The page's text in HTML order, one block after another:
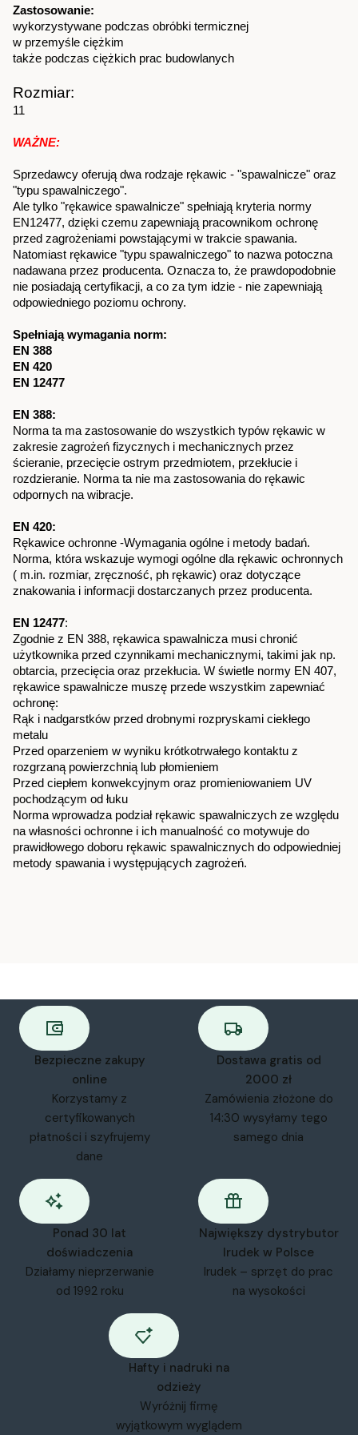
Zastosowanie:
wykorzystywane podczas obróbki termicznej
w przemyśle ciężkim
także podczas ciężkich prac budowlanych
Rozmiar:
11
WAŻNE:
Sprzedawcy oferują dwa rodzaje rękawic - "spawalnicze" oraz
"typu spawalniczego".
Ale tylko "rękawice spawalnicze" spełniają kryteria normy
EN12477, dzięki czemu zapewniają pracownikom ochronę
przed zagrożeniami powstającymi w trakcie spawania.
Natomiast rękawice "typu spawalniczego" to nazwa potoczna
nadawana przez producenta. Oznacza to, że prawdopodobnie
nie posiadają certyfikacji, a co za tym idzie - nie zapewniają
odpowiedniego poziomu ochrony.
Spełniają wymagania norm:
EN 388
EN 420
EN 12477
EN 388:
Norma ta ma zastosowanie do wszystkich typów rękawic w
zakresie zagrożeń fizycznych i mechanicznych przez
ścieranie, przecięcie ostrym przedmiotem, przekłucie i
rozdzieranie. Norma ta nie ma zastosowania do rękawic
odpornych na wibracje.
EN 420:
Rękawice ochronne -Wymagania ogólne i metody badań.
Norma, która wskazuje wymogi ogólne dla rękawic ochronnych
( m.in. rozmiar, zręczność, ph rękawic) oraz dotyczące
znakowania i informacji dostarczanych przez producenta.
EN 12477:
Zgodnie z EN 388, rękawica spawalnicza musi chronić
użytkownika przed czynnikami mechanicznymi, takimi jak np.
obtarcia, przecięcia oraz przekłucia. W świetle normy EN 407,
rękawice spawalnicze muszę przede wszystkim zapewniać
ochronę:
Rąk i nadgarstków przed drobnymi rozpryskami ciekłego
metalu
Przed oparzeniem w wyniku krótkotrwałego kontaktu z
rozgrzaną powierzchnią lub płomieniem
Przed ciepłem konwekcyjnym oraz promieniowaniem UV
pochodzącym od łuku
Norma wprowadza podział rękawic spawalniczych ze względu
na własności ochronne i ich manualność co motywuje do
prawidłowego doboru rękawic spawalnicznych do odpowiedniej
metody spawania i występujących zagrożeń.
Bezpieczne zakupy
online
Korzystamy z
certyfikowanych
płatności i szyfrujemy
dane
Dostawa gratis od
2000 zł
Zamówienia złożone do
14:30 wysyłamy tego
samego dnia
Ponad 30 lat
doświadczenia
Działamy nieprzerwanie
od 1992 roku
Największy dystrybutor
Irudek w Polsce
Irudek – sprzęt do prac
na wysokości
Hafty i nadruki na
odzieży
Wyróżnij firmę
wyjątkowym wyglądem